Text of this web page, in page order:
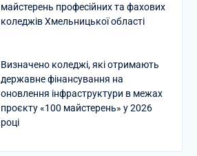
майстерень професійних та фахових
коледжів Хмельницької області
Визначено коледжі, які отримають
державне фінансування на
оновлення інфраструктури в межах
проєкту «100 майстерень» у 2026
році